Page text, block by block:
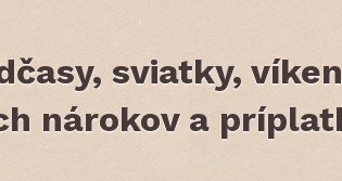
sviatky,
nárokov a